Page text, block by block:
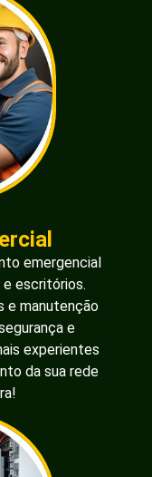
emergencial
e escritórios.
e manutenção
e
experientes
da sua rede